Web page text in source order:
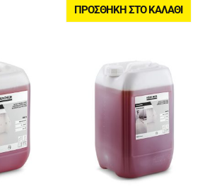
ΠΡΟΣΘΉΚΗ ΣΤΟ ΚΑΛΆΘΙ